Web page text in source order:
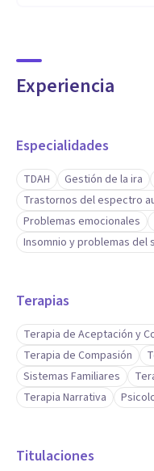
Experiencia
Especialidades
TDAH Gestión de la ira
Trastornos del espectro
Problemas emocionales
Insomnio y problemas del
Terapias
Terapia de Aceptación y
Terapia de Compasión
Sistemas Familiares
Terapia Narrativa
Titulaciones